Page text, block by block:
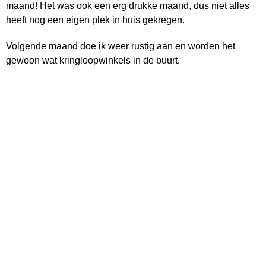
maand! Het was ook een erg drukke maand, dus niet alles
heeft nog een eigen plek in huis gekregen.
Volgende maand doe ik weer rustig aan en worden het
gewoon wat kringloopwinkels in de buurt.